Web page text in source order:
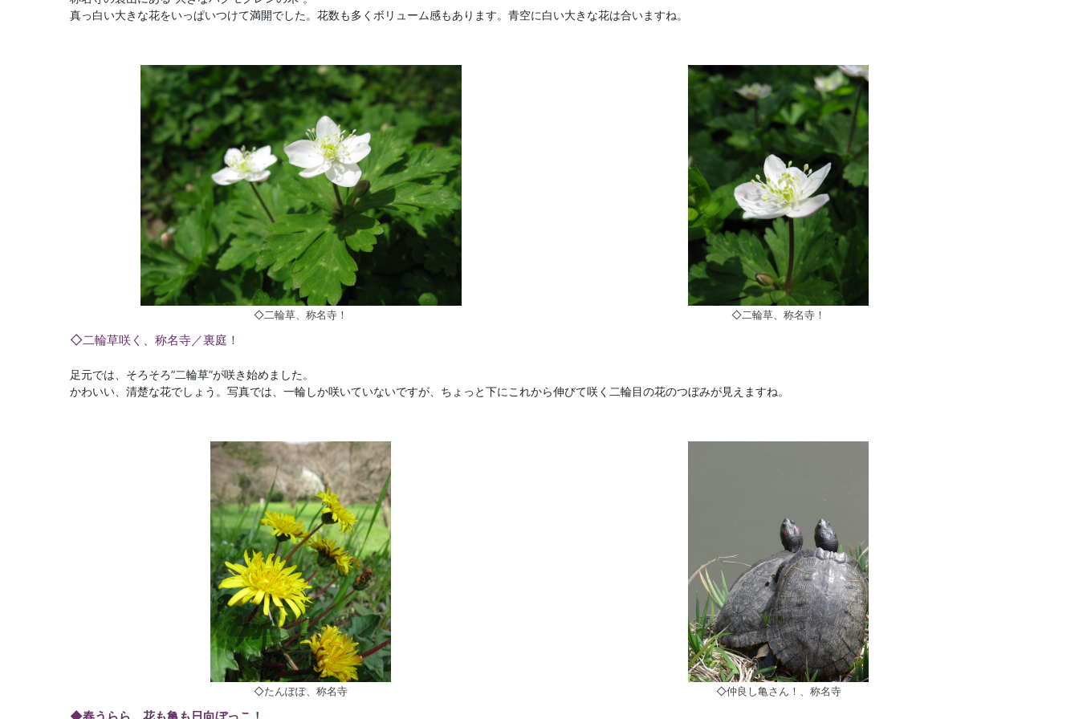
真っ白い大きな花をいっぱいつけて満開でした。花数も多くボリューム感もあります。青空に白い大きな花は合いますね。
◇二輪草、称名寺！ ◇二輪草、称名寺！
◇二輪草咲く、称名寺／裏庭！
足元では、そろそろ”二輪草”が咲き始めました。
かわいい、清楚な花でしょう。写真では、一輪しか咲いていないですが、ちょっと下にこれから伸びて咲く二輪目の花のつぼみが見えますね。
◇たんぽぽ、称名寺 ◇仲良し亀さん！、称名寺
◆春うらら、花も亀も日向ぼっこ！